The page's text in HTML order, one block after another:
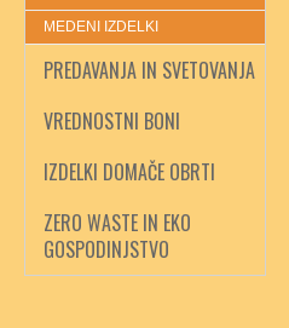
MEDENI IZDELKI
PREDAVANJA IN SVETOVANJA
VREDNOSTNI BONI
IZDELKI DOMAČE OBRTI
ZERO WASTE IN EKO
GOSPODINJSTVO